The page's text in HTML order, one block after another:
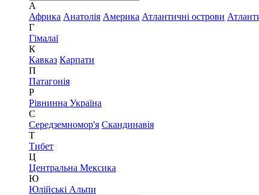
А
Африка Анатолія Америка Атлантичні острови
Г
Гімалаї
К
Кавказ Карпати
П
Патагонія
Р
Рівнинна Україна
С
Середземномор'я Скандинавія
Т
Тибет
Ц
Центральна Мексика
Ю
Юлійські Альпи